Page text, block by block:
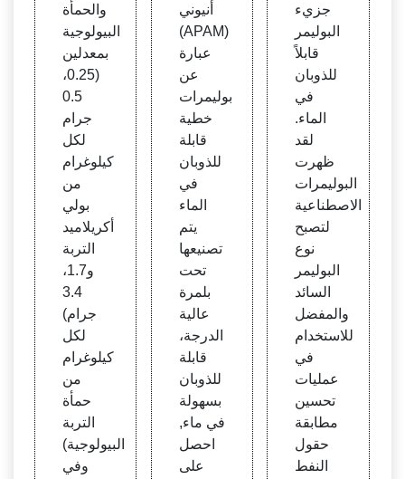
والحمأة
البيولوجية
بمعدلين
(0.25،
0.5
جرام
لكل
كيلوغرام
من
بولي
أكريلاميد
التربة
و1.7،
3.4
جرام)
لكل
كيلوغرام
من
حمأة
التربة
البيولوجية)
وفي
أنيوني
(APAM)
عبارة
عن
بوليمرات
خطية
قابلة
للذوبان
في
الماء
يتم
تصنيعها
تحت
بلمرة
عالية
الدرجة،
قابلة
للذوبان
بسهولة
في ماء,
احصل
على
جزيء
البوليمر
قابلاً
للذوبان
في
الماء.
لقد
ظهرت
البوليمرات
الاصطناعية
لتصبح
نوع
البوليمر
السائد
والمفضل
للاستخدام
في
عمليات
تحسين
مطابقة
حقول
النفط